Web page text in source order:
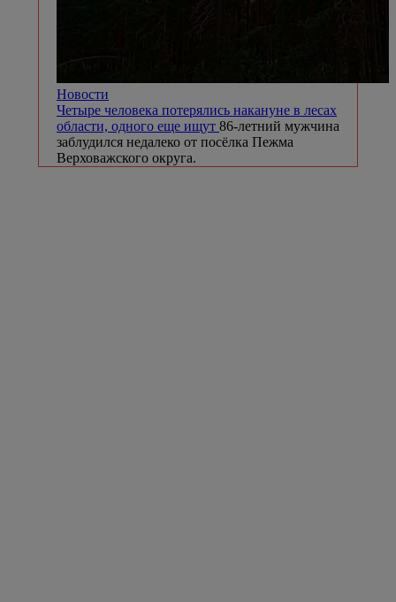
Новости
Четыре человека потерялись накануне в лесах
области, одного еще ищут 86-летний мужчина
заблудился недалеко от посёлка Пежма
Верховажского округа.